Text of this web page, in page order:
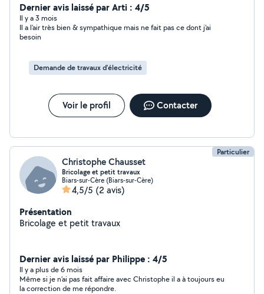
Dernier avis laissé par Arti : 4/5
Il y a 3 mois
Il a l'air très bien & sympathique mais ne fait pas ce dont j'ai
besoin
Demande de travaux d’électricité
Voir le profil Contacter
Particulier
Christophe Chausset
Bricolage et petit travaux
Biars-sur-Cère (Biars-sur-Cère)
4,5/5 (2 avis)
Présentation
Bricolage et petit travaux
Dernier avis laissé par Philippe : 4/5
Il y a plus de 6 mois
Même si je n’ai pas fait affaire avec Christophe il a à toujours eu
la correction de me répondre.